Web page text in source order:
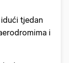
tjedan
i